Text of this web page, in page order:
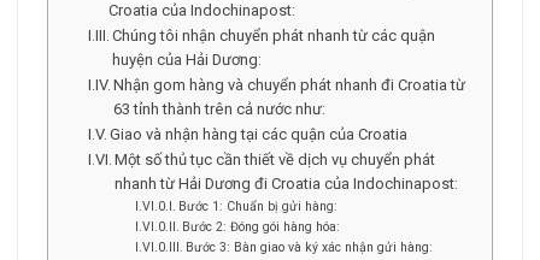
Croatia của Indochinapost:
Chúng tôi nhận chuyển phát nhanh từ các quận
huyện của Hải Dương:
Nhận gom hàng và chuyển phát nhanh đi Croatia từ
63 tỉnh thành trên cả nước như:
Giao và nhận hàng tại các quận của Croatia
Một số thủ tục cần thiết về dịch vụ chuyển phát
nhanh từ Hải Dương đi Croatia của Indochinapost:
Bước 1: Chuẩn bị gửi hàng:
Bước 2: Đóng gói hàng hóa:
Bước 3: Bàn giao và ký xác nhận gửi hàng: